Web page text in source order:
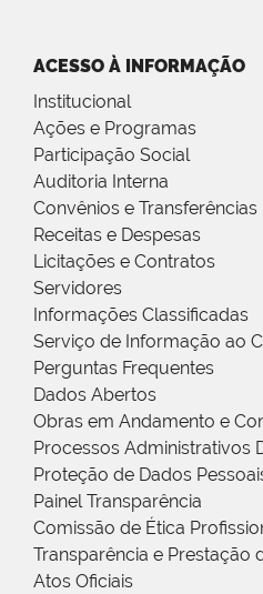
ACESSO À INFORMAÇÃO
Institucional
Ações e Programas
Participação Social
Auditoria Interna
Convênios e Transferências
Receitas e Despesas
Licitações e Contratos
Servidores
Informações Classificadas
Serviço de Informação ao
Perguntas Frequentes
Dados Abertos
Obras em Andamento e
Processos Administrativos
Proteção de Dados
Painel Transparência
Comissão de Ética
Transparência e Prestação
Atos Oficiais